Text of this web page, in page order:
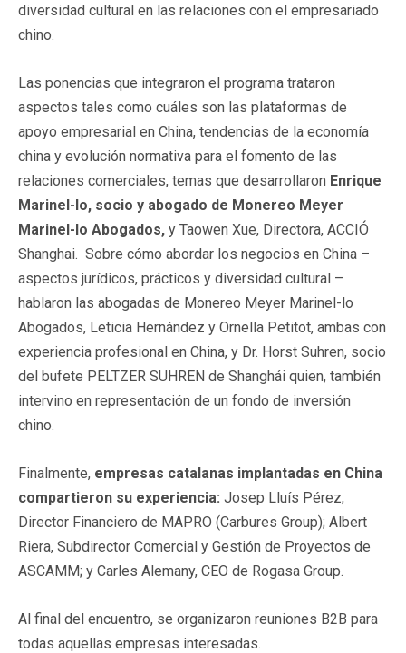
diversidad cultural en las relaciones con el empresariado
chino.
Las ponencias que integraron el programa trataron
aspectos tales como cuáles son las plataformas de
apoyo empresarial en China, tendencias de la economía
china y evolución normativa para el fomento de las
relaciones comerciales, temas que desarrollaron Enrique
Marinel-lo, socio y abogado de Monereo Meyer
Marinel-lo Abogados, y Taowen Xue, Directora, ACCIÓ
Shanghai. Sobre cómo abordar los negocios en China –
aspectos jurídicos, prácticos y diversidad cultural –
hablaron las abogadas de Monereo Meyer Marinel-lo
Abogados, Leticia Hernández y Ornella Petitot, ambas con
experiencia profesional en China, y Dr. Horst Suhren, socio
del bufete PELTZER SUHREN de Shanghái quien, también
intervino en representación de un fondo de inversión
chino.
Finalmente, empresas catalanas implantadas en China
compartieron su experiencia: Josep Lluís Pérez,
Director Financiero de MAPRO (Carbures Group); Albert
Riera, Subdirector Comercial y Gestión de Proyectos de
ASCAMM; y Carles Alemany, CEO de Rogasa Group.
Al final del encuentro, se organizaron reuniones B2B para
todas aquellas empresas interesadas.